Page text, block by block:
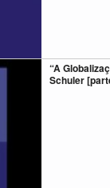
“A
Schuler